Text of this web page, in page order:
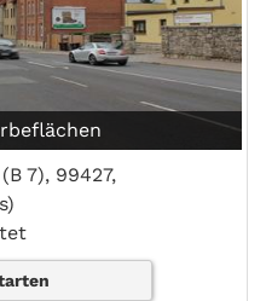
7), 99427,